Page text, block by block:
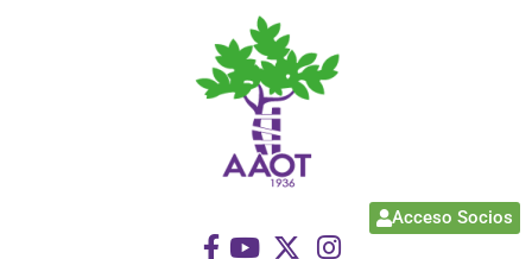
Acceso Socios